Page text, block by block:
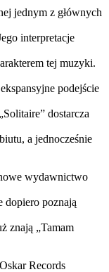
jednym z głównych
interpretacje
tej muzyki.
podejście
dostarcza
a jednocześnie
wydawnictwo
dopiero poznają
znają „Tamam
Records